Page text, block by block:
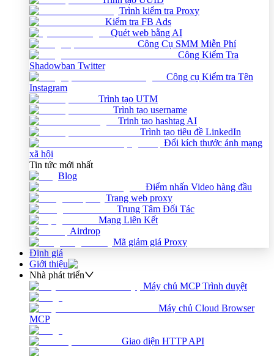
Trình kiểm tra Proxy
Kiểm tra FB Ads
Quét web bằng AI
Công Cụ SMM Miễn Phí
Công Kiểm Tra
Shadowban Twitter
Công cụ Kiểm tra Tên
Instagram
Trình tạo UTM
Trình tạo username
Trinh tao hashtag AI
Trình tạo tiêu đề LinkedIn
Đổi kích thước ảnh mạng
xã hội
Tin tức mới nhất
Blog
Điểm nhấn Video hàng đầu
Trang web proxy
Trung Tâm Đối Tác
Mạng Liên Kết
Airdrop
Mã giảm giá Proxy
Định giá
Giới thiệu
Nhà phát triển
Máy chủ MCP Trình duyệt
Máy chủ Cloud Browser
MCP
Giao diện HTTP API